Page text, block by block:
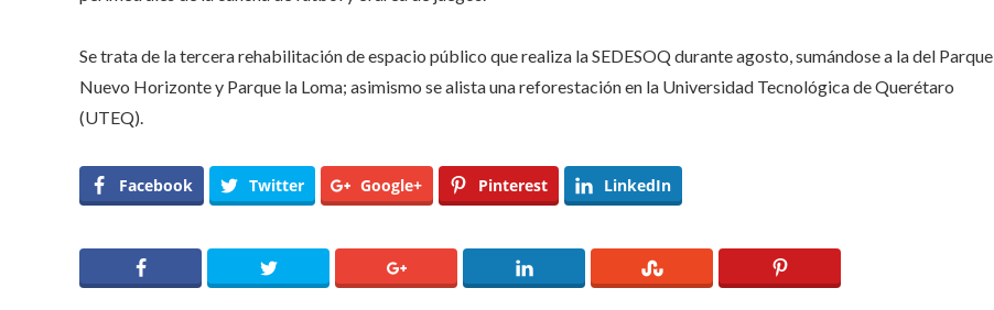
Se trata de la tercera rehabilitación de espacio público que realiza la SEDESOQ durante agosto, sumándose a la del Parque
Nuevo Horizonte y Parque la Loma; asimismo se alista una reforestación en la Universidad Tecnológica de Querétaro
(UTEQ).
Facebook Twitter Google+ Pinterest LinkedIn